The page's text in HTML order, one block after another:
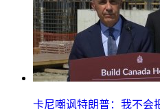
卡尼嘲讽特朗普：我不会